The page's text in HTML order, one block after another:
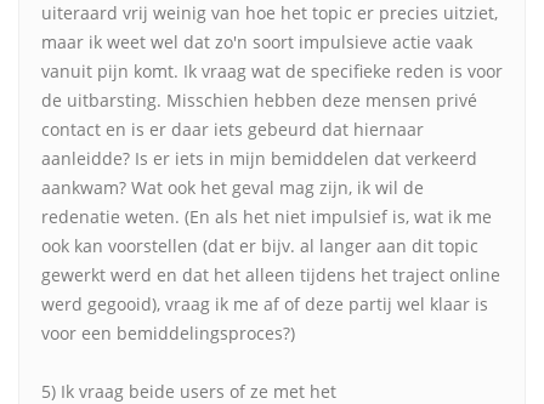
uiteraard vrij weinig van hoe het topic er precies uitziet,
maar ik weet wel dat zo'n soort impulsieve actie vaak
vanuit pijn komt. Ik vraag wat de specifieke reden is voor
de uitbarsting. Misschien hebben deze mensen privé
contact en is er daar iets gebeurd dat hiernaar
aanleidde? Is er iets in mijn bemiddelen dat verkeerd
aankwam? Wat ook het geval mag zijn, ik wil de
redenatie weten. (En als het niet impulsief is, wat ik me
ook kan voorstellen (dat er bijv. al langer aan dit topic
gewerkt werd en dat het alleen tijdens het traject online
werd gegooid), vraag ik me af of deze partij wel klaar is
voor een bemiddelingsproces?)
5) Ik vraag beide users of ze met het